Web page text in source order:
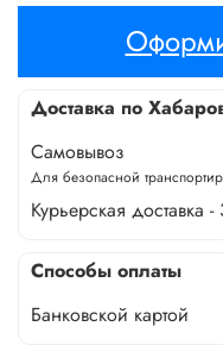
Доставка по
Самовывоз
Для безопасной
Курьерская доставка
Способы оплаты
Банковской картой